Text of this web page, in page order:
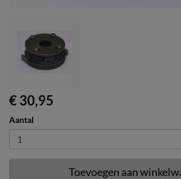
€ 30,95
Aantal
Toevoegen aan